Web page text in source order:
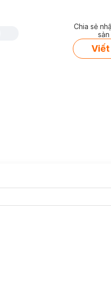
Chia sẻ
Viết